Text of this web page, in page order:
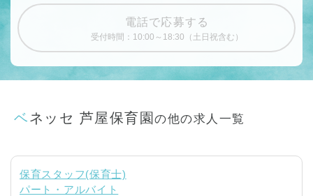
電話で応募する
受付時間：10:00～18:30（土日祝含む）
ベネッセ 芦屋保育園 の他の求人一覧
保育スタッフ(保育士)
パート・アルバイト